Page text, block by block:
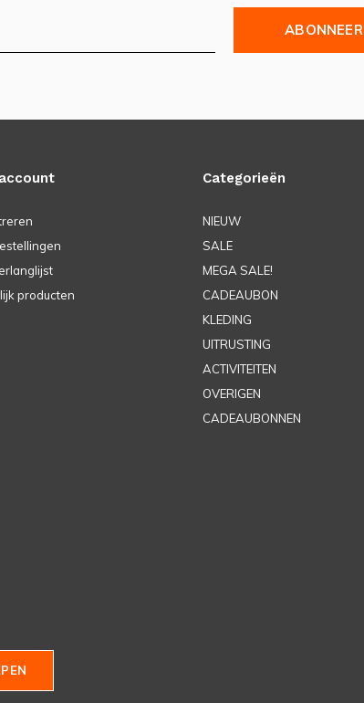
ABONNEER
producten
Categorieën
NIEUW
SALE
MEGA SALE!
CADEAUBON
KLEDING
UITRUSTING
ACTIVITEITEN
OVERIGEN
CADEAUBONNEN